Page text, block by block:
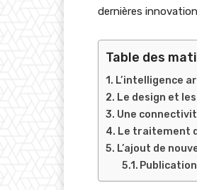
dernières
Table des
L’intelligence
Le design et
Une
Le traitement
L’ajout de